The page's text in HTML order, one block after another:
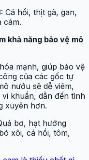
Cá hồi, thịt gà, gan,
cám.
khả năng bảo vệ mô
mạnh, giúp bảo vệ
của các gốc tự
nướu sẽ dễ viêm,
khuẩn, dẫn đến tình
xuyên hơn.
bơ, hạt hướng
xôi, cá hồi, tôm,